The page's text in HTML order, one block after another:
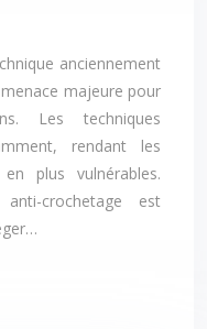
anciennement
majeure pour
Les techniques
rendant les
plus vulnérables.
anti-crochetage est